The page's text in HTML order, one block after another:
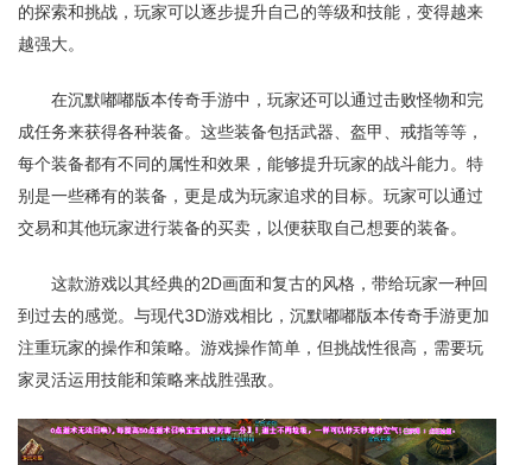
的探索和挑战，玩家可以逐步提升自己的等级和技能，变得越来
越强大。
在沉默嘟嘟版本传奇手游中，玩家还可以通过击败怪物和完
成任务来获得各种装备。这些装备包括武器、盔甲、戒指等等，
每个装备都有不同的属性和效果，能够提升玩家的战斗能力。特
别是一些稀有的装备，更是成为玩家追求的目标。玩家可以通过
交易和其他玩家进行装备的买卖，以便获取自己想要的装备。
这款游戏以其经典的2D画面和复古的风格，带给玩家一种回
到过去的感觉。与现代3D游戏相比，沉默嘟嘟版本传奇手游更加
注重玩家的操作和策略。游戏操作简单，但挑战性很高，需要玩
家灵活运用技能和策略来战胜强敌。